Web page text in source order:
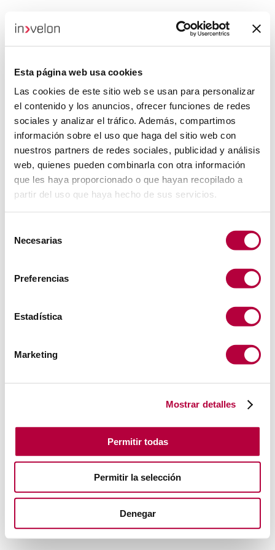
Esta página web usa cookies
Las cookies de este sitio web se usan para personalizar
el contenido y los anuncios, ofrecer funciones de redes
sociales y analizar el tráfico. Además, compartimos
información sobre el uso que haga del sitio web con
nuestros partners de redes sociales, publicidad y análisis
web, quienes pueden combinarla con otra información
que les haya proporcionado o que hayan recopilado a
partir del uso que haya hecho de sus servicios.
Necesarias
Preferencias
Estadística
Marketing
Mostrar detalles
Permitir todas
Permitir la selección
Denegar